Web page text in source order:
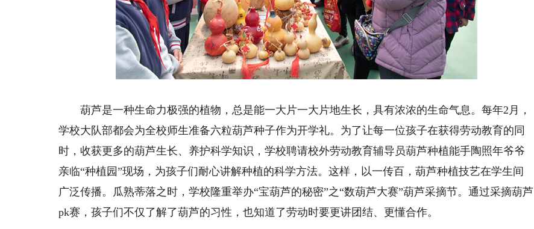
葫芦是一种生命力极强的植物，总是能一大片一大片地生长，具有浓浓的生命气息。每年2月，
学校大队部都会为全校师生准备六粒葫芦种子作为开学礼。为了让每一位孩子在获得劳动教育的同
时，收获更多的葫芦生长、养护科学知识，学校聘请校外劳动教育辅导员葫芦种植能手陶照年爷爷
亲临“种植园”现场，为孩子们耐心讲解种植的科学方法。这样，以一传百，葫芦种植技艺在学生间
广泛传播。瓜熟蒂落之时，学校隆重举办“宝葫芦的秘密”之“数葫芦大赛”葫芦采摘节。通过采摘葫芦
pk赛，孩子们不仅了解了葫芦的习性，也知道了劳动时要更讲团结、更懂合作。